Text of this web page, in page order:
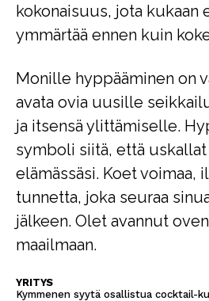
kokonaisuus, jota kukaan
ymmärtää ennen kuin
Monille hyppääminen on
avata ovia uusille
ja itsensä ylittämiselle.
symboli siitä, että
elämässäsi. Koet voimaa,
tunnetta, joka seuraa
jälkeen. Olet avannut
maailmaan.
Kymmenen syytä osallistua cocktail-
YRITYS